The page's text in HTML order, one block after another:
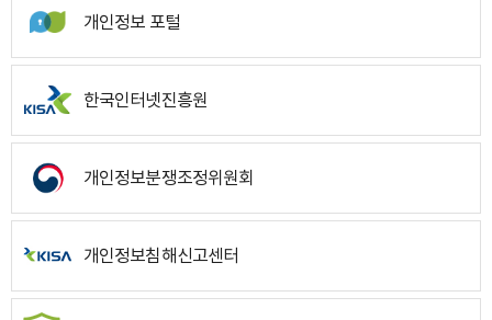
개인정보 포털
한국인터넷진흥원
개인정보분쟁조정위원회
개인정보침해신고센터